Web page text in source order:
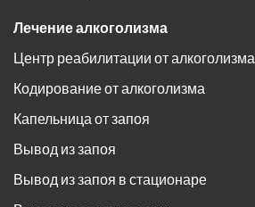
Лечение алкоголизма
Центр реабилитации от алкоголизма
Кодирование от алкоголизма
Капельница от запоя
Вывод из запоя
Вывод из запоя в стационаре